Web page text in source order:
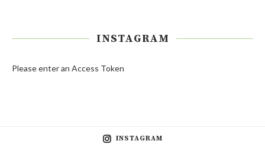
INSTAGRAM
Please enter an Access Token
INSTAGRAM